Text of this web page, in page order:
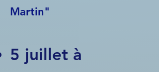
Martin"
5 juillet à